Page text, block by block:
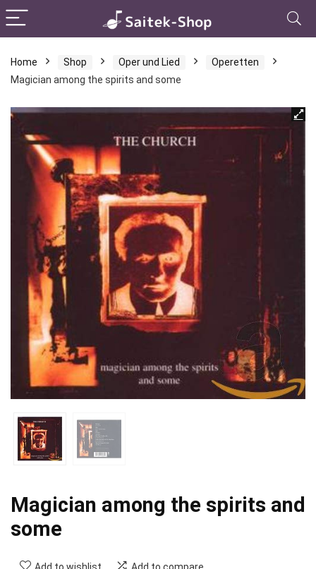
Home Shop Oper und Lied
Operetten
Magician among the spirits and some
Magician among the spirits and
some